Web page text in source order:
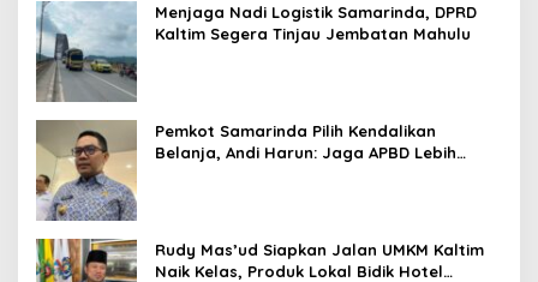
Menjaga Nadi Logistik Samarinda, DPRD
Kaltim Segera Tinjau Jembatan Mahulu
Pemkot Samarinda Pilih Kendalikan
Belanja, Andi Harun: Jaga APBD Lebih
Rudy Mas’ud Siapkan Jalan UMKM Kaltim
Naik Kelas, Produk Lokal Bidik Hotel